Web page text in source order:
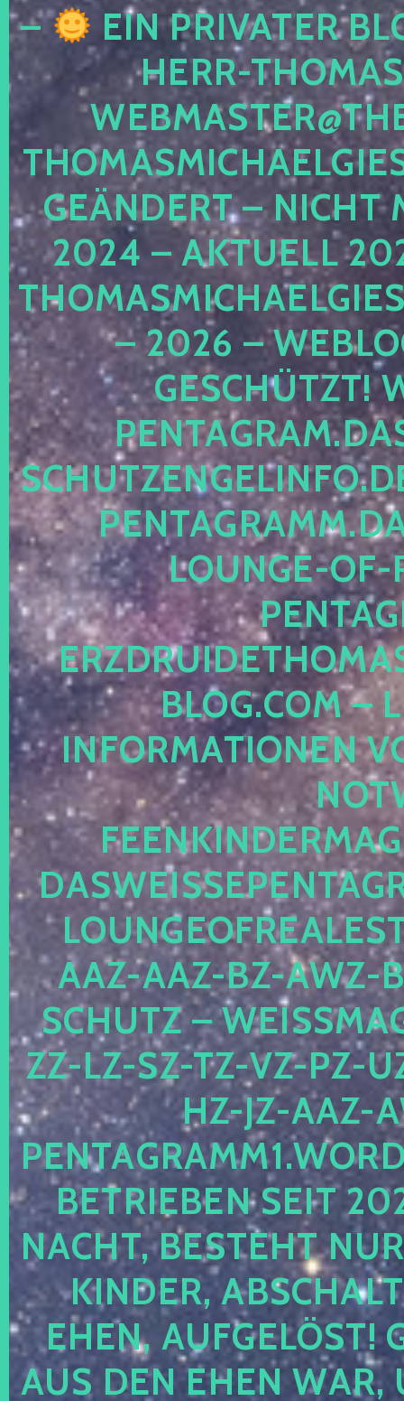
–
EIN PRIVATER
HERR-
GEÄNDERT – NICHT
2024 – AKTUELL
– 2026 –
ESCHÜTZT!
OUNGE-OF-
LOG.COM –
NFORMATIONEN
AZ-AAZ-BZ-AWZ-
CHUTZ –
-LZ-SZ-TZ-VZ-PZ-UZ-
-JZ-AAZ-
TRIEBEN SEIT 2024
CHT, BESTEHT NUR
NDER,
EN, AUFGELÖST!
S DEN EHEN WAR,